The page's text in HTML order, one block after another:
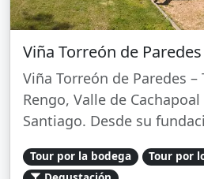
Viña Torreón de
Viña Torreón de Paredes
Rengo, Valle de
Santiago. Desde su
Tour por la bodega
Tour por